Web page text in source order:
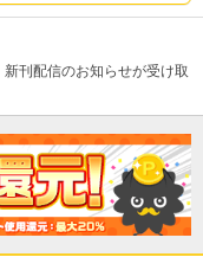
刊配信のお知らせが受け取